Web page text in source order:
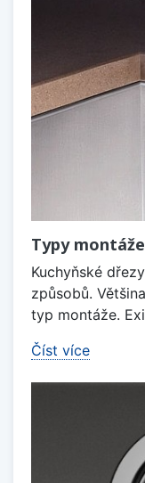
Typy
Kuchyňské
způsobů.
typ montáže.
Číst více